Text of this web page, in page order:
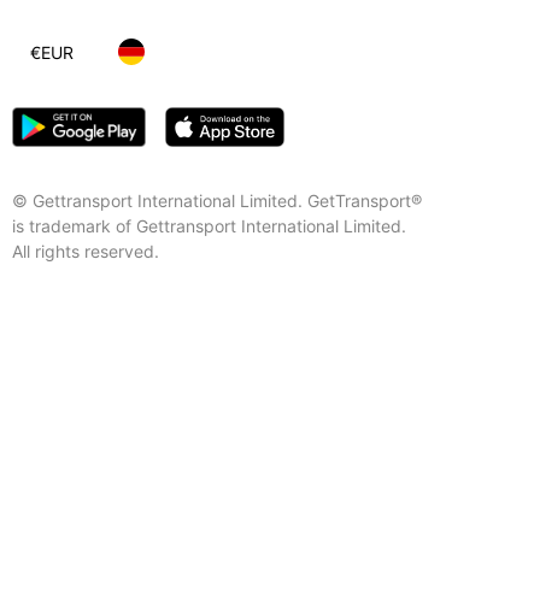
© Gettransport International Limited. GetTransport®
is trademark of Gettransport International Limited.
All rights reserved.
€EUR